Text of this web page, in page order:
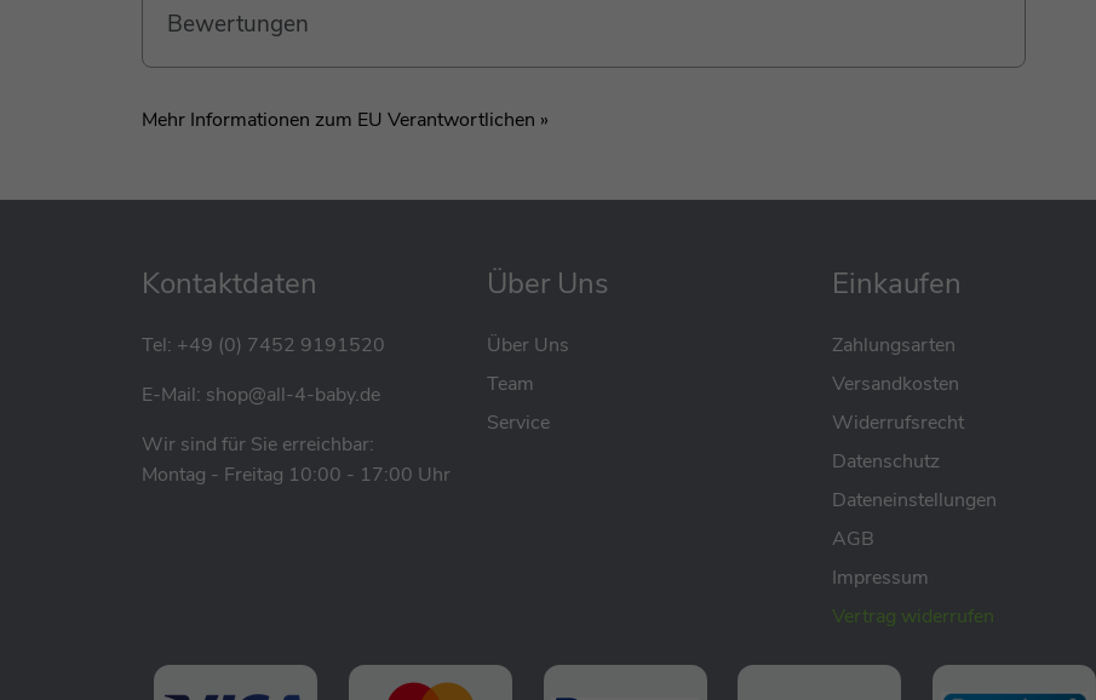
Eigenschaften
Der Bezug ist abnehmbar, was eine unkomplizierte Reinigung ermöglicht
Bewertungen
Mehr Informationen zum EU Verantwortlichen »
Kontaktdaten
Tel: +49 (0) 7452 9191520
E-Mail: shop@all-4-baby.de
Wir sind für Sie erreichbar:
Montag - Freitag 10:00 - 17:00 Uhr
Über Uns
Über Uns
Team
Service
Einkaufen
Zahlungsarten
Versandkosten
Widerrufsrecht
Datenschutz
Dateneinstellungen
AGB
Impressum
Vertrag widerrufen